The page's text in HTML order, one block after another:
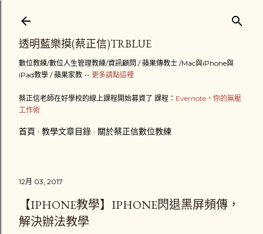
透明藍樂摸(蔡正信)TRBLUE
數位教練/數位人生管理教練/資訊顧問 / 蘋果傳教士 /Mac與iPhone與
iPad教學 / 蘋果家教 -- 更多請點這裡
蔡正信老師在好學校的線上課程開始募資了 課程： Evernote，你的無壓
工作術
首頁 教學文章目錄 關於蔡正信數位教練
12月 03, 2017
【IPHONE教學】IPHONE閃退黑屏頻傳，
解決辦法教學